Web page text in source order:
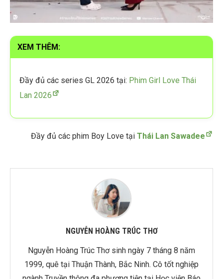
XEM THÊM:
Đầy đủ các series GL 2026 tại: Phim Girl Love Thái
Lan 2026
Đầy đủ các phim Boy Love tại Thái Lan Sawadee
NGUYỄN HOÀNG TRÚC THƠ
Nguyễn Hoàng Trúc Thơ sinh ngày 7 tháng 8 năm
1999, quê tại Thuận Thành, Bắc Ninh. Cô tốt nghiệp